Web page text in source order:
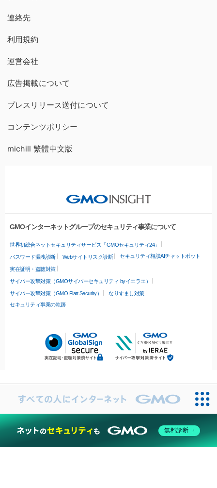
連絡先
利用規約
運営会社
広告掲載について
プレスリリース送付について
コンテンツポリシー
michill 繁體中文版
GMOインターネットグループのセキュリティ事業について
世界初総合ネットセキュリティサービス「GMOセキュリティ24」
パスワード漏洩診断 Webサイトリスク診断 セキュリティ相談AIチャットボット
実在証明・盗聴対策
サイバー攻撃対策（GMOサイバーセキュリティ byイエラエ）
サイバー攻撃対策（GMO Flatt Security）
なりすまし対策
セキュリティ事業の軌跡
無料診断